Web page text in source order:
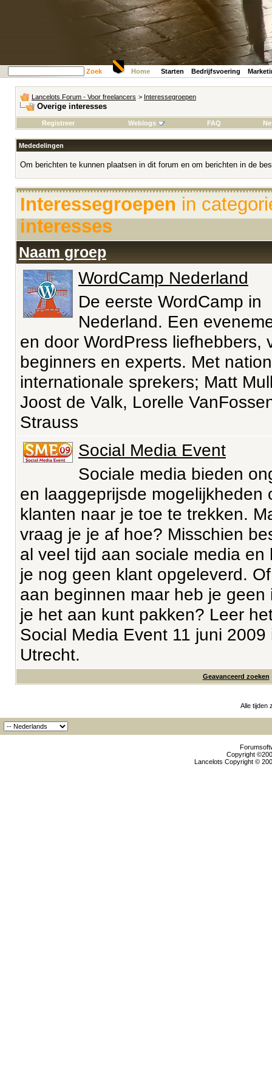
Zoek Home Starten Bedrijfsvoering
Lancelots Forum - Voor freelancers > Interessegroepen
Overige interesses
Registreer Weblogs FAQ
Mededelingen
Om berichten te kunnen plaatsen in dit forum en om berichten in de
Interessegroepen in
interesses
Naam groep
WordCamp Nederland
De eerste WordCamp in
Nederland. Een
en door WordPress liefhebbers,
beginners en experts. Met
internationale sprekers; Matt
Joost de Valk, Lorelle
Strauss
Social Media Event
Sociale media bieden
en laaggeprijsde mogelijkheden
klanten naar je toe te trekken.
vraag je je af hoe? Misschien
al veel tijd aan sociale media en
je nog geen klant opgeleverd.
aan beginnen maar heb je geen
je het aan kunt pakken? Leer
Social Media Event 11 juni 2009
Utrecht.
Geavanceerd zoeken
Alle tijden
Copyright
Lancelots Copyright ©